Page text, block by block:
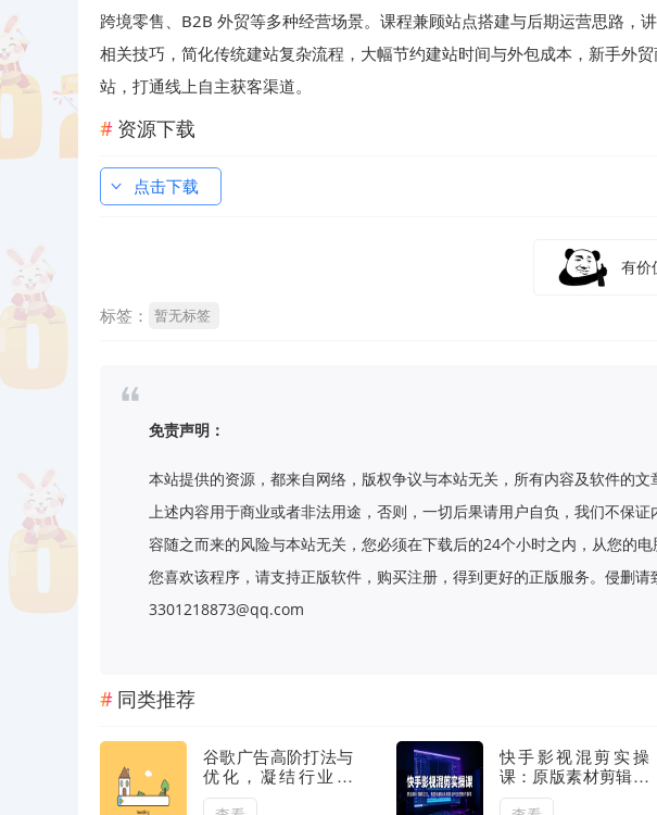
跨境零售、B2B 外贸等多种经营场景。课程兼顾站点搭建与后期运营思路，
相关技巧，简化传统建站复杂流程，大幅节约建站时间与外包成本，新手外
站，打通线上自主获客渠道。
资源下载
点击下载
有
标签： 暂无标签
免责声明：
本站提供的资源，都来自网络，版权争议与本站无关，所有内容及软件的
上述内容用于商业或者非法用途，否则，一切后果请用户自负，我们不保
容随之而来的风险与本站无关，您必须在下载后的24个小时之内，从您的
您喜欢该程序，请支持正版软件，购买注册，得到更好的正版服务。侵删请
3301218873@qq.com
同类推荐
谷歌广告高阶打法与
优化，凝结行业精
华/带你抓住流量红
快手影视混剪实操
课：原版素材剪辑技
巧，电脑端解说类影